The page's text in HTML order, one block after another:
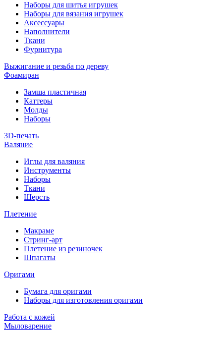
Наборы для шитья игрушек
Наборы для вязания игрушек
Аксессуары
Наполнители
Ткани
Фурнитура
Выжигание и резьба по дереву
Фоамиран
Замша пластичная
Каттеры
Молды
Наборы
3D-печать
Валяние
Иглы для валяния
Инструменты
Наборы
Ткани
Шерсть
Плетение
Макраме
Стринг-арт
Плетение из резиночек
Шпагаты
Оригами
Бумага для оригами
Наборы для изготовления оригами
Работа с кожей
Мыловарение